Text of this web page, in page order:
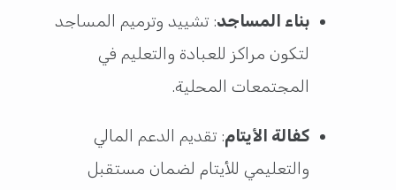
بناء المساجد: تشييد وترميم المساجد
لتكون مراكز للعبادة والتعليم في
المجتمعات المحلية.
كفالة الأيتام: تقديم الدعم المالي
والتعليمي للأيتام لضمان مستقبل